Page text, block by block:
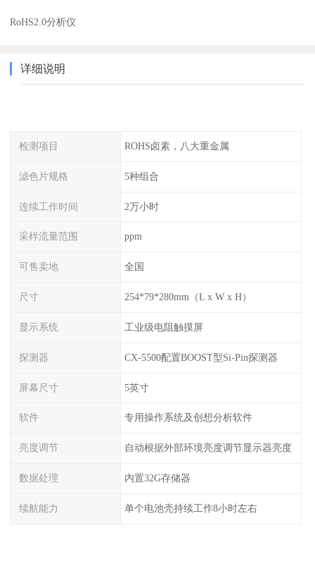
RoHS2.0分析仪
详细说明
检测项目 ROHS卤素，八大重金属
滤色片规格 5种组合
连续工作时间 2万小时
采样流量范围 ppm
可售卖地 全国
尺寸 254*79*280mm（L x W x H）
显示系统 工业级电阻触摸屏
探测器 CX-5500配置BOOST型Si-Pin探测器
屏幕尺寸 5英寸
软件 专用操作系统及创想分析软件
亮度调节 自动根据外部环境亮度调节显示器亮度
数据处理 内置32G存储器
续航能力 单个电池壳持续工作8小时左右